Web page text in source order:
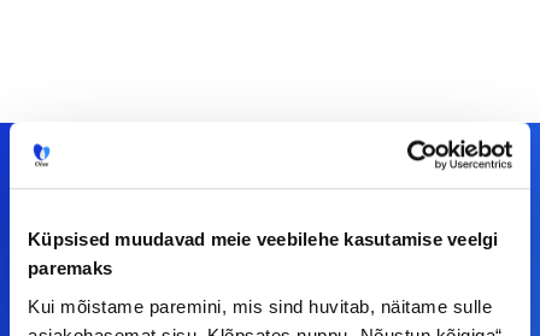
Küpsised muudavad meie veebilehe kasutamise veelgi
paremaks
Kui mõistame paremini, mis sind huvitab, näitame sulle
Meiega leiad!
kursis tööturu uudistega. Kui sul on